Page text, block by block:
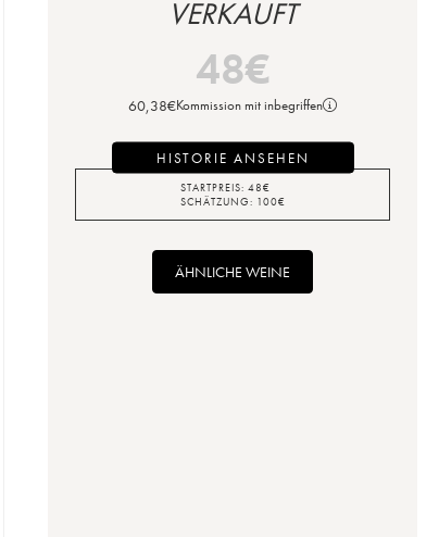
VERKAUFT
48€
60,38€Kommission mit inbegriffen
HISTORIE ANSEHEN
STARTPREIS: 48€
SCHÄTZUNG: 100€
ÄHNLICHE WEINE